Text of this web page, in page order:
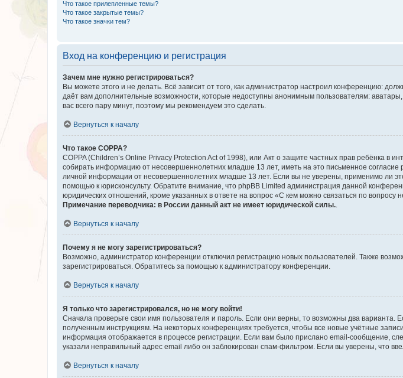
Что такое прилепленные темы?
Что такое закрытые темы?
Что такое значки тем?
Вход на конференцию и регистрация
Зачем мне нужно регистрироваться?
Вы можете этого и не делать. Всё зависит от того, как администратор настроил конференцию:
даёт вам дополнительные возможности, которые недоступны анонимным пользователям:
вас всего пару минут, поэтому мы рекомендуем это сделать.
Вернуться к началу
Что такое COPPA?
COPPA (Children’s Online Privacy Protection Act of 1998), или Акт о защите частных прав ребёнка в
собирать информацию от несовершеннолетних младше 13 лет, иметь на это письменное
личной информации от несовершеннолетних младше 13 лет. Если вы не уверены, применимо ли
помощью к юрисконсульту. Обратите внимание, что phpBB Limited администрация данной
юридических отношений, кроме указанных в ответе на вопрос «С кем можно связаться по
Примечание переводчика: в России данный акт не имеет юридической силы..
Вернуться к началу
Почему я не могу зарегистрироваться?
Возможно, администратор конференции отключил регистрацию новых пользователей. Также
зарегистрироваться. Обратитесь за помощью к администратору конференции.
Вернуться к началу
Я только что зарегистрировался, но не могу войти!
Сначала проверьте свои имя пользователя и пароль. Если они верны, то возможны два варианта.
полученным инструкциям. На некоторых конференциях требуется, чтобы все новые учётные
информация отображается в процессе регистрации. Если вам было прислано email-сообщение,
указали неправильный адрес email либо он заблокирован спам-фильтром. Если вы уверены, что
Вернуться к началу